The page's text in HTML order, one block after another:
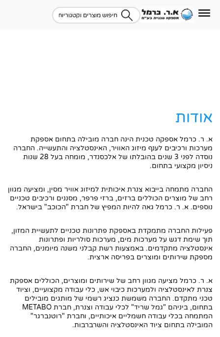
אודות
א. ר. כרמל אספקה טכנית הינה חברה מובילה בתחום אספקת
מערכות ורכיבים לענף מיזוג האוויר, האינסטלציה והתעשייה. החברה
נוסדה לפני 3 שנים בהובלתו של אלכסנדר, מומחה בעל 28 שנות
ניסיון מקצועי בתחום.
החברה מתמחה בייבוא צנרת איכותית למיזוג אוויר מסין, ומציעה מגוון
רחב של מוצרים הכוללים ברזים, ברזי פרפר, מסננים ורכיבים טכניים
נוספים. א. ר. כרמל גאה להיות המפיץ של חברת "הכוכב" בישראל.
פעילות החברה מתמקדת באספקת פתרונות טכניים לתעשיית המזון,
תוך שימת דגש על מערכות מים, מערכות סולריות ופתרונות
אינסטלציה מתקדמים. באמצעות רשת קבלני משנה מיומנים, החברה
מספקת שירותים ומוצרים בפריסה ארצית.
א. ר. כרמל מציעה מגוון רחב של שירותים ומוצרים, הכוללים אספקת
צנרת לאינסטלציה ולמערכות כיבוי אש, כלי עבודה מקצועיים, וציוד
טכני מתקדם. החברה משמשת כנציג רשמי של מותגים מובילים
בתחום, ביניהם "גמל שריד" לכלי עבודה וצנרת, חברת METABO
המתמחה בכלי עבודה חשמליים איכותיים, וחברת "רוטנברגר"
המובילה בתחום ציוד האינסטלציה והשרברבות.